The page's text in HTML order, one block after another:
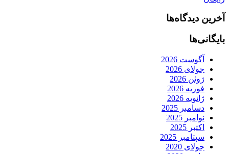
آخرین دیدگاه‌ها
بایگانی‌ها
آگوست 2026
جولای 2026
ژوئن 2026
فوریه 2026
ژانویه 2026
دسامبر 2025
نوامبر 2025
اکتبر 2025
سپتامبر 2025
جولای 2020